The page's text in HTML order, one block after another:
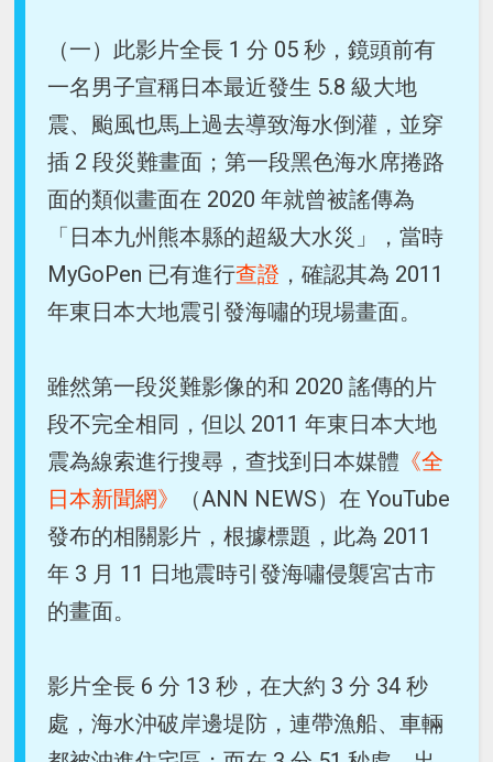
（一）此影片全長 1 分 05 秒，鏡頭前有
一名男子宣稱日本最近發生 5.8 級大地
震、颱風也馬上過去導致海水倒灌，並穿
插 2 段災難畫面；第一段黑色海水席捲路
面的類似畫面在 2020 年就曾被謠傳為
「日本九州熊本縣的超級大水災」，當時
MyGoPen 已有進行查證 ，確認其為 2011
年東日本大地震引發海嘯的現場畫面。
雖然第一段災難影像的和 2020 謠傳的片
段不完全相同，但以 2011 年東日本大地
震為線索進行搜尋，查找到日本媒體 《全
日本新聞網》
（ANN NEWS）在 YouTube
發布的相關影片，根據標題，此為 2011
年 3 月 11 日地震時引發海嘯侵襲宮古市
的畫面。
影片全長 6 分 13 秒，在大約 3 分 34 秒
處，海水沖破岸邊堤防，連帶漁船、車輛